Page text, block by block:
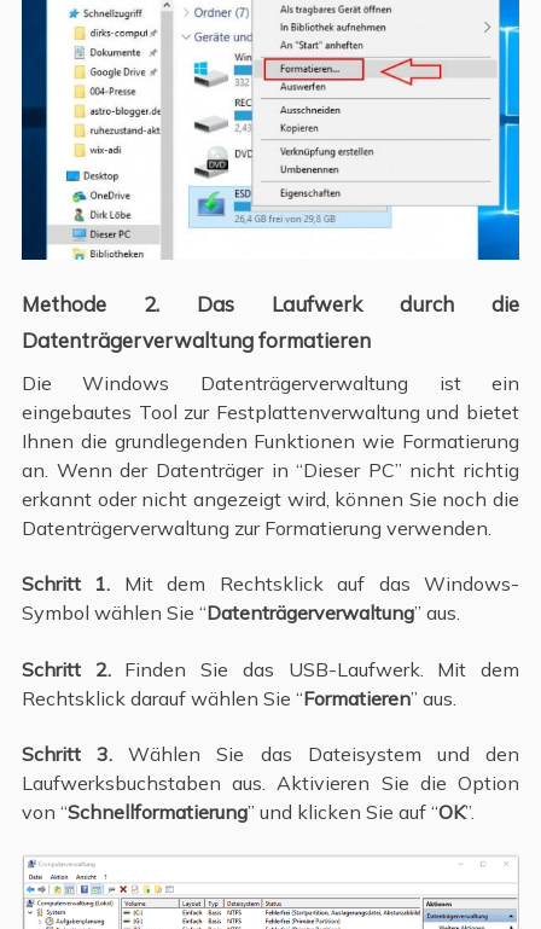
Methode 2. Das Laufwerk durch die
Datenträgerverwaltung formatieren
Die Windows Datenträgerverwaltung ist ein
eingebautes Tool zur Festplattenverwaltung und bietet
Ihnen die grundlegenden Funktionen wie Formatierung
an. Wenn der Datenträger in “Dieser PC” nicht richtig
erkannt oder nicht angezeigt wird, können Sie noch die
Datenträgerverwaltung zur Formatierung verwenden.
Schritt 1. Mit dem Rechtsklick auf das Windows-
Symbol wählen Sie “Datenträgerverwaltung” aus.
Schritt 2.Finden Sie das USB-Laufwerk. Mit dem
Rechtsklick darauf wählen Sie “Formatieren” aus.
Schritt 3. Wählen Sie das Dateisystem und den
Laufwerksbuchstaben aus. Aktivieren Sie die Option
von “Schnellformatierung” und klicken Sie auf “OK”.